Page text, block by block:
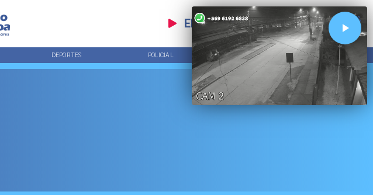
EN VIVO
DEPORTES POLICIAL TENDENCIAS